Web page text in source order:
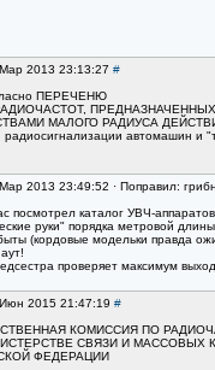
2013 23:13:27 #
ПЕРЕЧЕНЮ
МАЛОГО РАДИУСА
радиосигнализации автомашин и
2013 23:49:52 · Поправил:
посмотрел каталог УВЧ-
руки" порядка метровой
(кордовые модельки правда
проверяет максимум
2015 21:47:19 #
КОМИССИЯ ПО
СВЯЗИ И МАССОВЫХ
ФЕДЕРАЦИИ